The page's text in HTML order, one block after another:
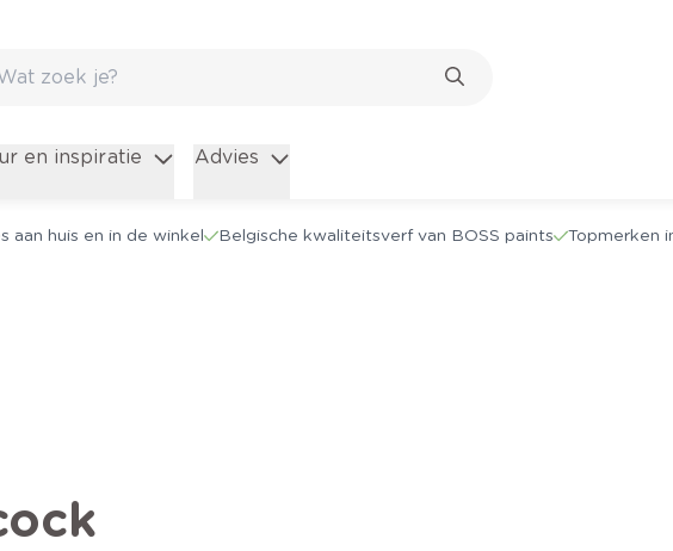
en inspiratie Advies
aan huis en in de winkel Belgische kwaliteitsverf van BOSS paints Topmerken